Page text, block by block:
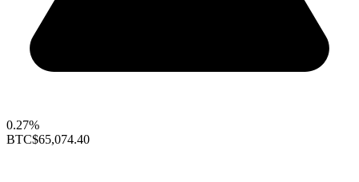
0.27%
BTC$65,074.40